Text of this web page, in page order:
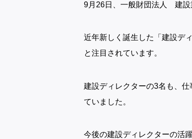
9月26日、一般財団法人 建設
近年新しく誕生した「建設デ
と注目されています。
建設ディレクターの3名も、
ていました。
今後の建設ディレクターの活